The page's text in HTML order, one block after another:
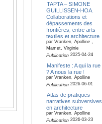
TAPTA – SIMONE
GUILLISSEN-HOA.
Collaborations et
dépassements des
frontières, entre arts
textiles et architecture
par Vranken, Apolline ,
Mamet, Virginie
Publication2025-04-24
Manifeste : A qui la rue
? A nous la rue !
par Vranken, Apolline
Publication2026-06-01
Atlas de pratiques
narratives subversives
en architecture
par Vranken, Apolline
Publication2026-03-23